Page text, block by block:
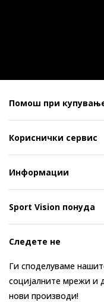
Помош при
Кориснички сервис
Информации
Sport Vision понуда
Следете не
Ги споделуваме
социјалните мрежи и
нови производи!